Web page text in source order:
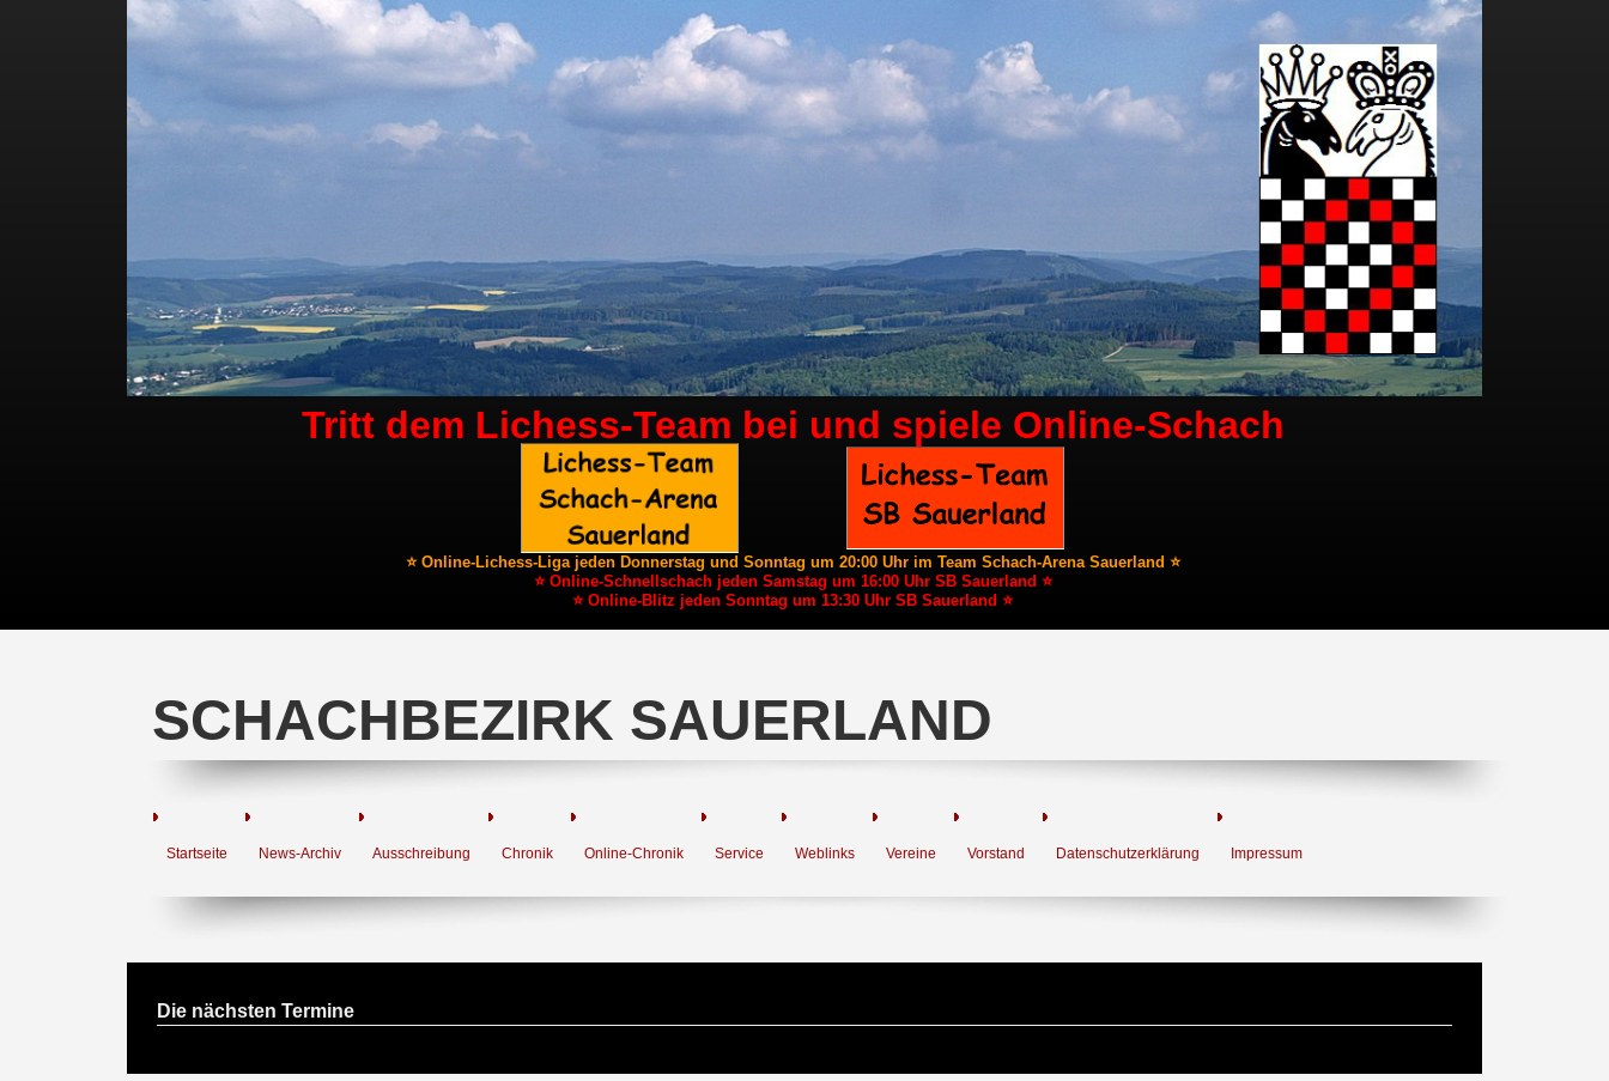
Tritt dem Lichess-Team bei und spiele Online-Schach
⭐ Online-Lichess-Liga jeden Donnerstag und Sonntag um 20:00 Uhr im Team Schach-Arena Sauerland ⭐
⭐ Online-Schnellschach jeden Samstag um 16:00 Uhr SB Sauerland ⭐
⭐ Online-Blitz jeden Sonntag um 13:30 Uhr SB Sauerland ⭐
SCHACHBEZIRK SAUERLAND
Startseite News-Archiv Ausschreibung Chronik Online-Chronik Service Weblinks Vereine Vorstand Datenschutzerklärung Impressum
Die nächsten Termine